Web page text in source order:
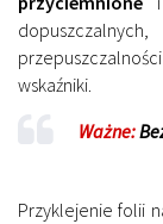
wskaźniki.
Ważne:
Przyklejenie folii